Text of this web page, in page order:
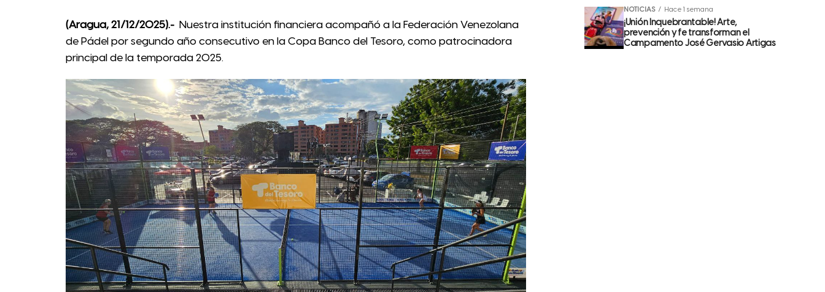
(Aragua, 21/12/2025).- Nuestra institución financiera acompañó a la Federación Venezolana
de Pádel por segundo año consecutivo en la Copa Banco del Tesoro, como patrocinadora
principal de la temporada 2025.
NOTICIAS Hace 1 semana
¡Unión Inquebrantable! Arte,
prevención y fe transforman el
Campamento José Gervasio Artigas